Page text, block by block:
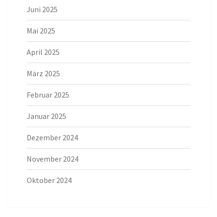
Juni 2025
Mai 2025
April 2025
März 2025
Februar 2025
Januar 2025
Dezember 2024
November 2024
Oktober 2024